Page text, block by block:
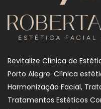
Revitalize Clínica de
Porto Alegre. Clínica
Harmonização Facial,
Tratamentos Estéticos